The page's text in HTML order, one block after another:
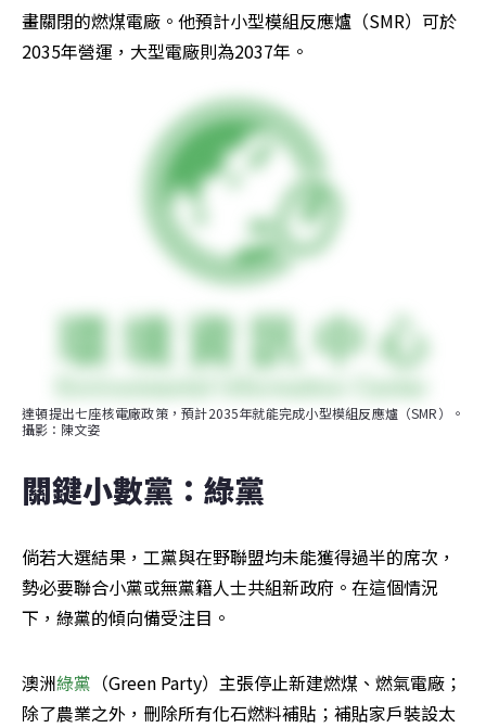
畫關閉的燃煤電廠。他預計小型模組反應爐（SMR）可於
2035年營運，大型電廠則為2037年。
達頓提出七座核電廠政策，預計2035年就能完成小型模組反應爐（SMR）。
攝影：陳文姿
關鍵小數黨：綠黨
倘若大選結果，工黨與在野聯盟均未能獲得過半的席次，
勢必要聯合小黨或無黨籍人士共組新政府。在這個情況
下，綠黨的傾向備受注目。
澳洲綠黨 （Green Party）主張停止新建燃煤、燃氣電廠；
除了農業之外，刪除所有化石燃料補貼；補貼家戶裝設太